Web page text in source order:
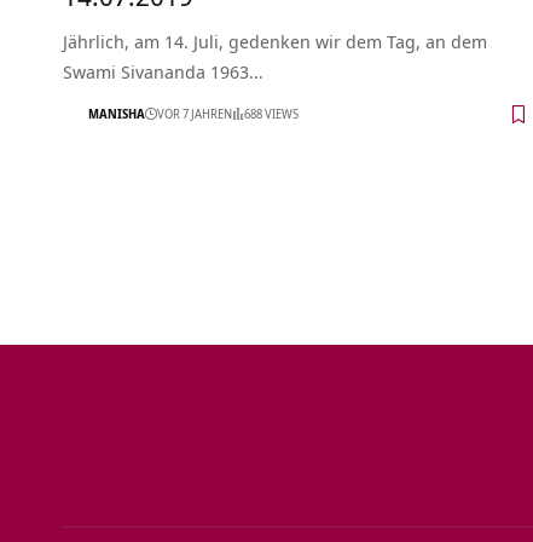
Jährlich, am 14. Juli, gedenken wir dem Tag, an dem
Swami Sivananda 1963…
MANISHA VOR 7 JAHREN 688 VIEWS